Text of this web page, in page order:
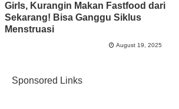
Girls, Kurangin Makan Fastfood dari
Sekarang! Bisa Ganggu Siklus
Menstruasi
August 19, 2025
Sponsored Links